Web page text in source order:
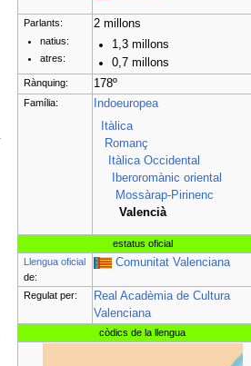
Parlants:
natius:
atres:
2 millons
1,3 millons
0,7 millons
Rànquing: 178º
Família:
Indoeuropea
Itàlica
Romanç
Itàlica Occidental
Iberoromànic oriental
Mossàrap-Pirinenc
Valencià
estatus oficial
Llengua oficial
de:
Comunitat Valenciana
Regulat per:
Real Acadèmia de Cultura
Valenciana
còdics de la llengua